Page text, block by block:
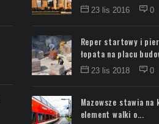
23 lis 2016 0
Reper startowy i
łopata na placu
23 lis 2018 0
Mazowsze stawia na
element walki o...